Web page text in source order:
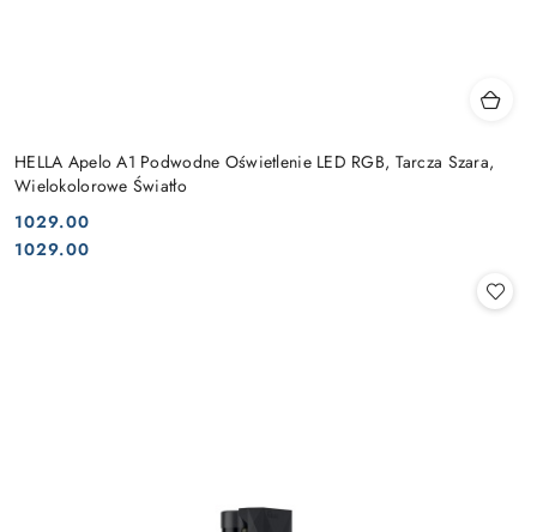
HELLA Apelo A1 Podwodne Oświetlenie LED RGB, Tarcza Szara,
Wielokolorowe Światło
Cena:
1029.00
Cena:
1029.00